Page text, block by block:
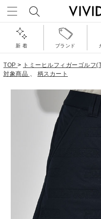
新 着 ブランド
TOP > トミーヒルフィガーゴルフ
対象商品 、 柄スカート